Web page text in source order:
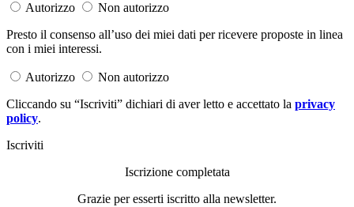
Autorizzo
Non autorizzo
Presto il consenso all’uso dei miei dati per ricevere proposte in linea
con i miei interessi.
Autorizzo
Non autorizzo
Cliccando su “Iscriviti” dichiari di aver letto e accettato la privacy
policy.
Iscriviti
Iscrizione completata
Grazie per esserti iscritto alla newsletter.